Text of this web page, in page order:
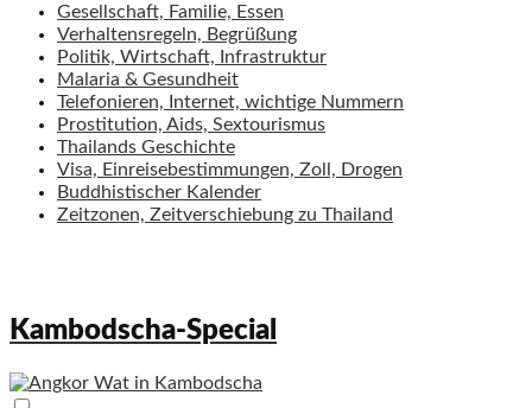
Gesellschaft, Familie, Essen
Verhaltensregeln, Begrüßung
Politik, Wirtschaft, Infrastruktur
Malaria & Gesundheit
Telefonieren, Internet, wichtige Nummern
Prostitution, Aids, Sextourismus
Thailands Geschichte
Visa, Einreisebestimmungen, Zoll, Drogen
Buddhistischer Kalender
Zeitzonen, Zeitverschiebung zu Thailand
Kambodscha-Special